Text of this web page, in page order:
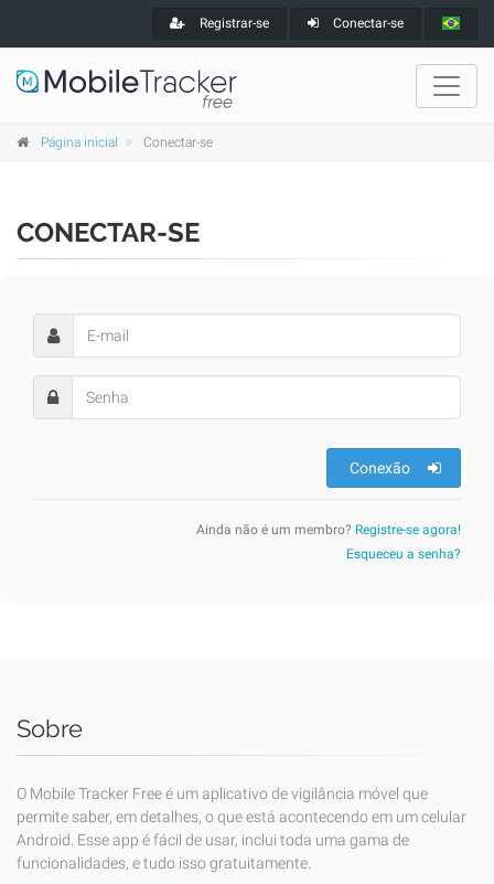
Registrar-se Conectar-se
Página inicial Conectar-se
CONECTAR-SE
Conexão
Ainda não é um membro? Registre-se agora!
Esqueceu a senha?
Sobre
O Mobile Tracker Free é um aplicativo de vigilância móvel que
permite saber, em detalhes, o que está acontecendo em um celular
Android. Esse app é fácil de usar, inclui toda uma gama de
funcionalidades, e tudo isso gratuitamente.